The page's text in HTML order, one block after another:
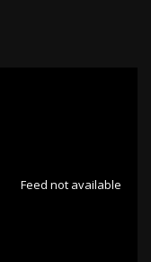
Feed not available